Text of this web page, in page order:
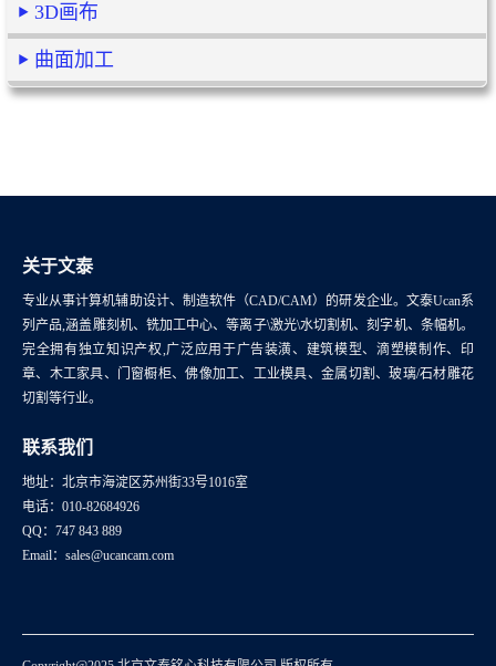
3D画布
曲面加工
关于文泰
专业从事计算机辅助设计、制造软件（CAD/CAM）的研发企业。文泰Ucan系
列产品,涵盖雕刻机、铣加工中心、等离子\激光\水切割机、刻字机、条幅机。
完全拥有独立知识产权,广泛应用于广告装潢、建筑模型、滴塑模制作、印
章、木工家具、门窗橱柜、佛像加工、工业模具、金属切割、玻璃/石材雕花
切割等行业。
联系我们
地址：北京市海淀区苏州街33号1016室
电话：010-82684926
QQ：747 843 889
Email：sales@ucancam.com